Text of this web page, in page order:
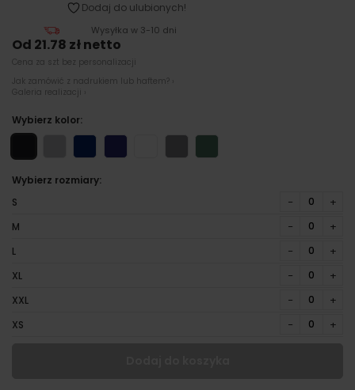
Dodaj do ulubionych!
Wysyłka w 3-10 dni
Od 21.78 zł netto
Cena za szt bez personalizacji
Jak zamówić z nadrukiem lub haftem? ›
Galeria realizacji ›
Wybierz kolor:
Wybierz rozmiary:
S
− +
M − +
L − +
XL − +
XXL − +
XS − +